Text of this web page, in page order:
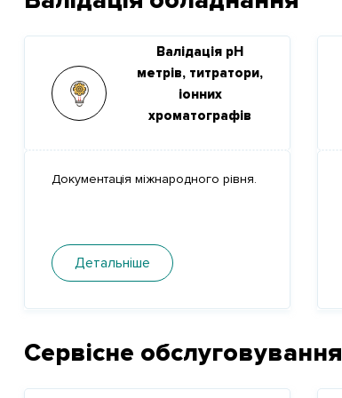
Валідація рН
метрів, титратори,
іонних
хроматографів
Документація міжнародного рівня.
Детальніше
Сервісне обслуговування